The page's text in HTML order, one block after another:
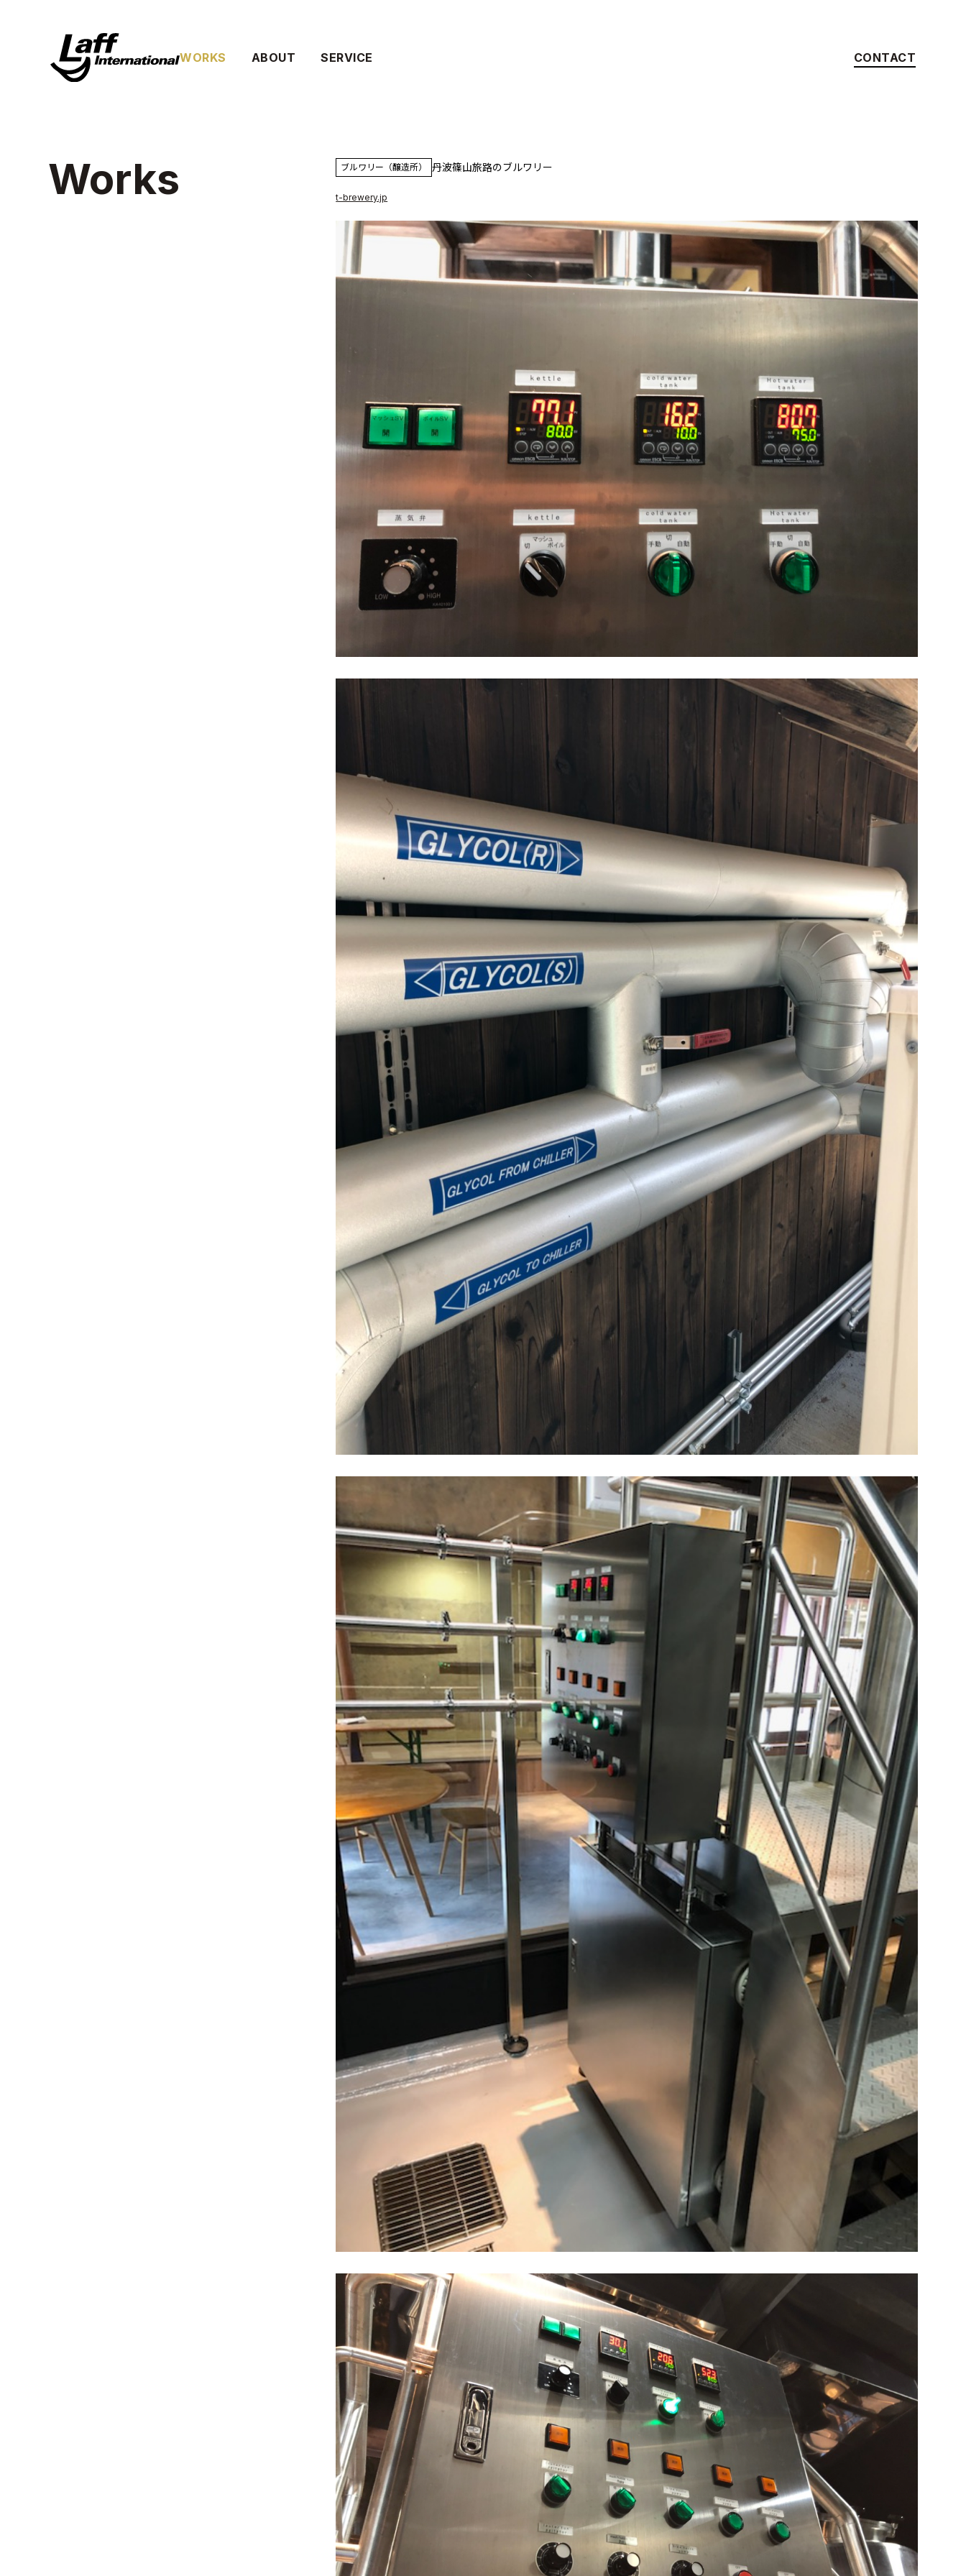
WORKS ABOUT SERVICE CONTACT
Works ブルワリー（醸造所） 丹波篠山旅路のブルワリー
t-brewery.jp